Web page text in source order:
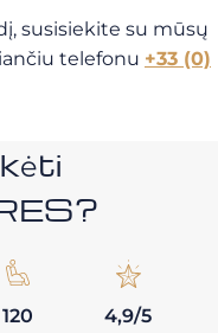
susisiekite su mūsų
telefonu +33 (0)
120
4,9/5